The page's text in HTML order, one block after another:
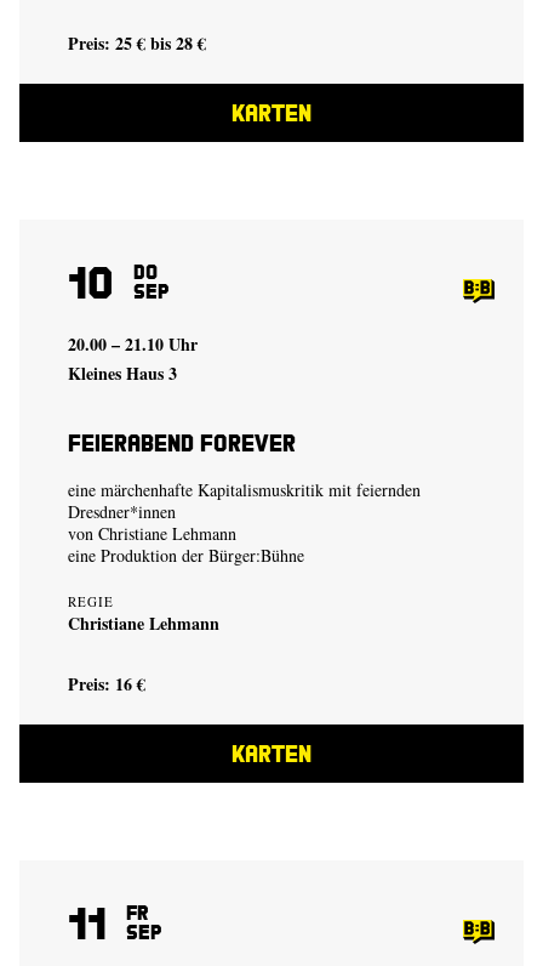
Preis: 25 € bis 28 €
KARTEN
10 Do
Sep
20.00 – 21.10 Uhr
Kleines Haus 3
Feierabend Forever
eine märchenhafte Kapitalismuskritik mit feiernden
Dresdner*innen
von Christiane Lehmann
eine Produktion der Bürger:Bühne
REGIE
Christiane Lehmann
Preis: 16 €
KARTEN
11 Fr
Sep